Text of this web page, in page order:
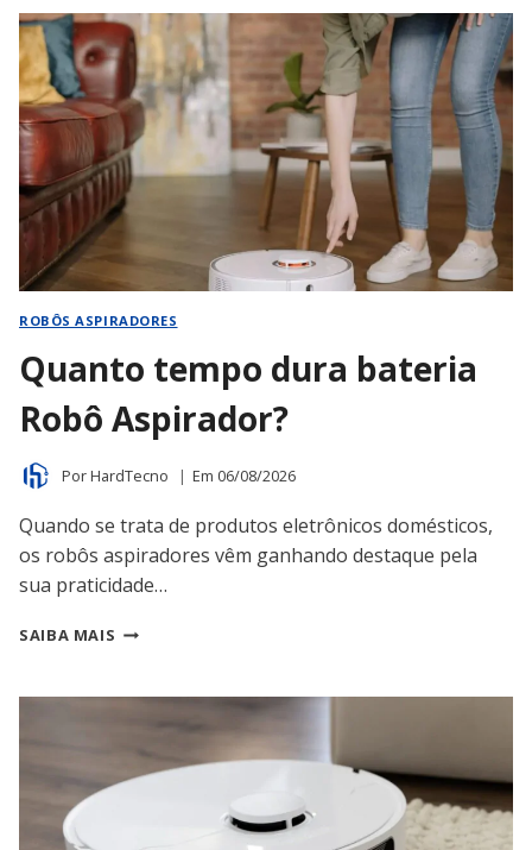
CONSEGUE
VOLTAR
PARA
BASE
ROBÔS ASPIRADORES
Quanto tempo dura bateria
Robô Aspirador?
PorHardTecno Em 06/08/2026
Quando se trata de produtos eletrônicos domésticos,
os robôs aspiradores vêm ganhando destaque pela
sua praticidade…
SAIBA MAIS QUANTO
BATERIA
ROBÔ